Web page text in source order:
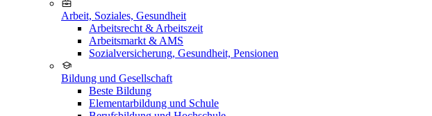
Arbeit, Soziales, Gesundheit
Arbeitsrecht & Arbeitszeit
Arbeitsmarkt & AMS
Sozialversicherung, Gesundheit, Pensionen
Bildung und Gesellschaft
Beste Bildung
Elementarbildung und Schule